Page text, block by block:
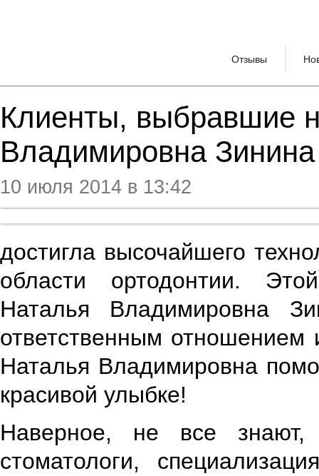
Отзывы
Клиенты, выбравшие
Владимировна Зинина
10 июля 2014 в 13:42
достигла высочайшего
области ортодонтии.
Наталья Владимировна
ответственным
Наталья Владимировна
красивой улыбке!
Наверное, не все знают,
стоматологи,